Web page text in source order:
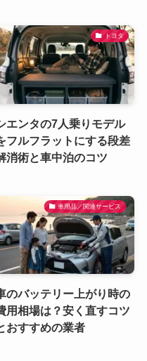
トヨタ
エンタの7人乗りモデル
フルフラットにする段差
消術と車中泊のコツ
車用品／関連サービス
のバッテリー上がり時の
用相場は？安く直すコツ
おすすめの業者